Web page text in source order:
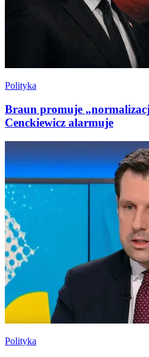
Polityka
Braun promuje
Cenckiewicz alarmuje
Polityka